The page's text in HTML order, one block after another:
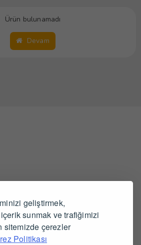
geliştirmek,
sunmak ve trafiğimizi
sitemizde çerezler
Politikası
Ürün bulunamadı
Devam
Politikası